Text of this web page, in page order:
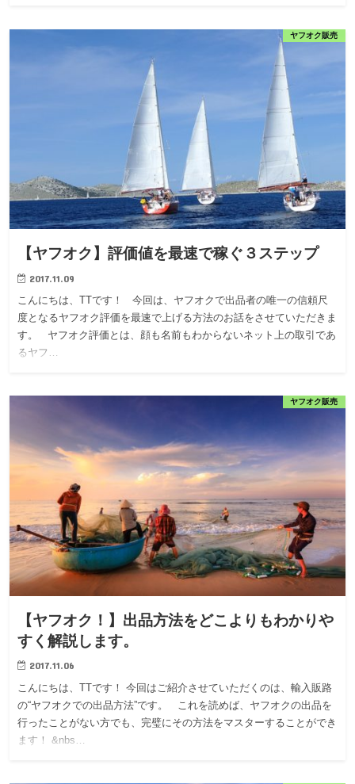
ヤフオク販売
【ヤフオク】評価値を最速で稼ぐ３ステップ
2017.11.09
こんにちは、TTです！ 今回は、ヤフオクで出品者の唯一の信頼尺
度となるヤフオク評価を最速で上げる方法のお話をさせていただきま
す。 ヤフオク評価とは、顔も名前もわからないネット上の取引であ
るヤフ…
ヤフオク販売
【ヤフオク！】出品方法をどこよりもわかりや
すく解説します。
2017.11.06
こんにちは、TTです！ 今回はご紹介させていただくのは、輸入販路
の“ヤフオクでの出品方法”です。 これを読めば、ヤフオクの出品を
行ったことがない方でも、完璧にその方法をマスターすることができ
ます！ &nbs…